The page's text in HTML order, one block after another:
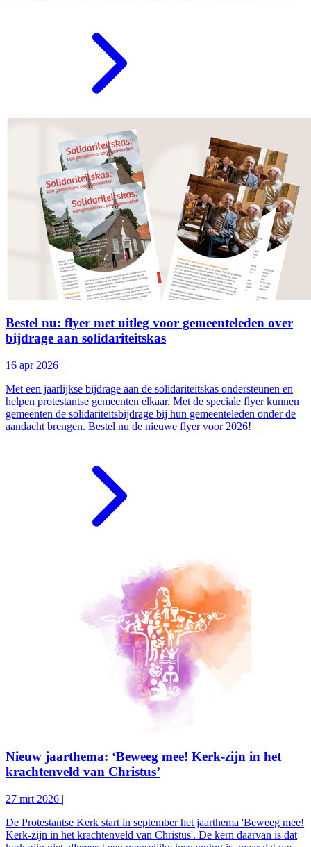
Bestel nu: flyer met uitleg voor gemeenteleden over
bijdrage aan solidariteitskas
16 apr 2026 |
Met een jaarlijkse bijdrage aan de solidariteitskas ondersteunen en
helpen protestantse gemeenten elkaar. Met de speciale flyer kunnen
gemeenten de solidariteitsbijdrage bij hun gemeenteleden onder de
aandacht brengen. Bestel nu de nieuwe flyer voor 2026!
Nieuw jaarthema: ‘Beweeg mee! Kerk-zijn in het
krachtenveld van Christus’
27 mrt 2026 |
De Protestantse Kerk start in september het jaarthema 'Beweeg mee!
Kerk-zijn in het krachtenveld van Christus'. De kern daarvan is dat